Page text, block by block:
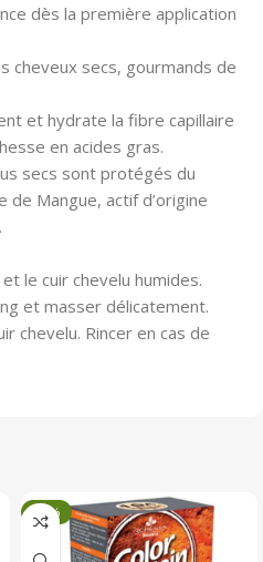
dès la première application
cheveux secs, gourmands de
et hydrate la fibre capillaire
en acides gras.
secs sont protégés du
Mangue, actif d’origine
le cuir chevelu humides.
et masser délicatement.
chevelu. Rincer en cas de
-34%